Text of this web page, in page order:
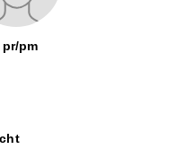
pr/pm